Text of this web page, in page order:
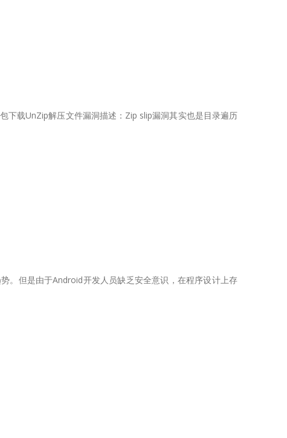
下载UnZip解压文件漏洞描述：Zip slip漏洞其实也是目录遍历
。但是由于Android开发人员缺乏安全意识，在程序设计上存